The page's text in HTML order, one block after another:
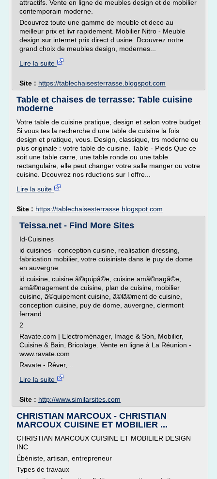
attractifs. Vente en ligne de meubles design et de mobilier
contemporain moderne.
Dcouvrez toute une gamme de meuble et deco au
meilleur prix et livr rapidement. Mobilier Nitro - Meuble
design sur internet prix direct d usine. Dcouvrez notre
grand choix de meubles design, modernes...
Lire la suite
Site : https://tablechaisesterrasse.blogspot.com
Table et chaises de terrasse: Table cuisine
moderne
Votre table de cuisine pratique, design et selon votre budget
Si vous tes la recherche d une table de cuisine la fois
design et pratique, vous. Design, classique, trs moderne ou
plus originale : votre table de cuisine. Table - Pieds Que ce
soit une table carre, une table ronde ou une table
rectangulaire, elle peut changer votre salle manger ou votre
cuisine. Dcouvrez nos rductions sur l offre...
Lire la suite
Site : https://tablechaisesterrasse.blogspot.com
Teissa.net - Find More Sites
Id-Cuisines
id cuisines - conception cuisine, realisation dressing,
fabrication mobilier, votre cuisiniste dans le puy de dome
en auvergne
id cuisine, cuisine ã©quipã©e, cuisine amã©nagã©e,
amã©nagement de cuisine, plan de cuisine, mobilier
cuisine, ã©quipement cuisine, ã©lã©ment de cuisine,
conception cuisine, puy de dome, auvergne, clermont
ferrand.
2
Ravate.com | Electroménager, Image & Son, Mobilier,
Cuisine & Bain, Bricolage. Vente en ligne à La Réunion -
www.ravate.com
Ravate - Rêver,...
Lire la suite
Site : http://www.similarsites.com
CHRISTIAN MARCOUX - CHRISTIAN
MARCOUX CUISINE ET MOBILIER ...
CHRISTIAN MARCOUX CUISINE ET MOBILIER DESIGN
INC
Ébéniste, artisan, entrepreneur
Types de travaux